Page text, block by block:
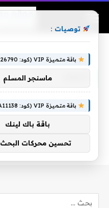
توصيات :
باقة متميزة VIP (كود: AA26790):
ماسنجر المسلم
باقة متميزة VIP (كود: AA11138):
باقة باك لينك
تحسين محركات البحث SEO